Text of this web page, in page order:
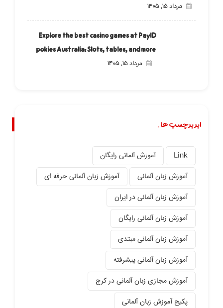
مرداد ۱۵, ۱۴۰۵
Explore the best casino games at PayID
pokies Australia: Slots, tables, and more
مرداد ۱۵, ۱۴۰۵
ابر برچسب ها.
Link
آموزش آلمانی رایگان
آموزش زبان آلمانی
آموزش زبان آلمانی حرفه ای
آموزش زبان آلمانی در ایران
آموزش زبان آلمانی رایگان
آموزش زبان آلمانی مبتدی
آموزش زبان آلمانی پیشرفته
آموزش مجازی زبان آلمانی در کرج
پکیج آموزش زبان آلمانی